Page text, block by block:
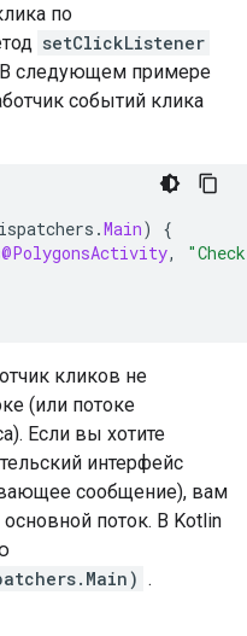
по
setClickListener
В следующем примере
событий клика
.Main)
{
@PolygonsActivity,
кликов не
(или потоке
Если вы хотите
интерфейс
сообщение), вам
поток. В Kotlin
.